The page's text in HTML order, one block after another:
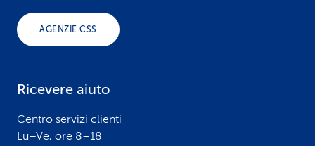
AGENZIE CSS
Ricevere aiuto
Centro servizi clienti
Lu–Ve, ore 8–18